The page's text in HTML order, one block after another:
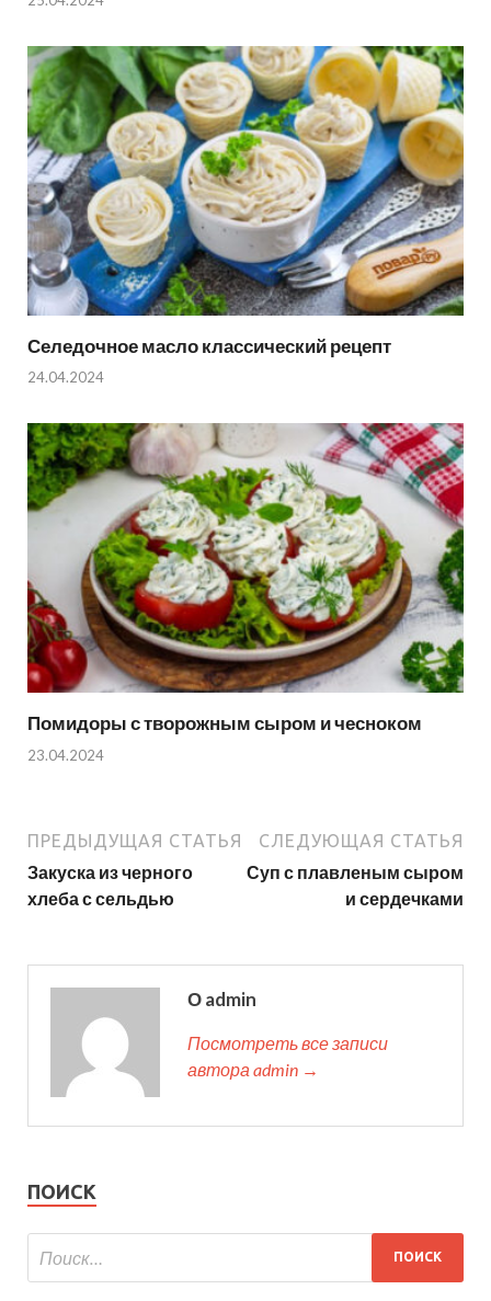
Селедочное масло классический рецепт
24.04.2024
Помидоры с творожным сыром и чесноком
23.04.2024
ПРЕДЫДУЩАЯ СТАТЬЯ
Закуска из черного
хлеба с сельдью
СЛЕДУЮЩАЯ СТАТЬЯ
Суп с плавленым сыром
и сердечками
О admin
Посмотреть все записи
автора admin →
ПОИСК